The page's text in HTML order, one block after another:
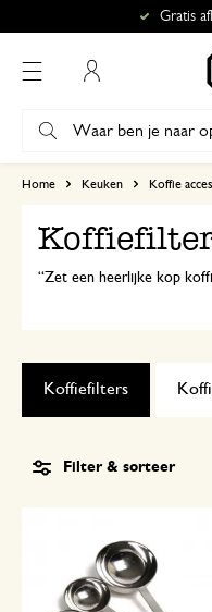
Gratis
Home Keuken Koffie
Zet een heerlijke kop koffie met onze handige herbruikbare koffiefilters en koffiefilterhouders. Met of zonder
Koffiefilters
Filter & sorteer